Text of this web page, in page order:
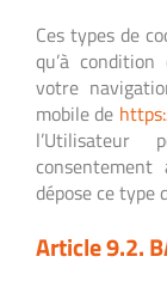
Ces types de
qu’à
votre
mobile de
dépose ce type
Article 9.2.